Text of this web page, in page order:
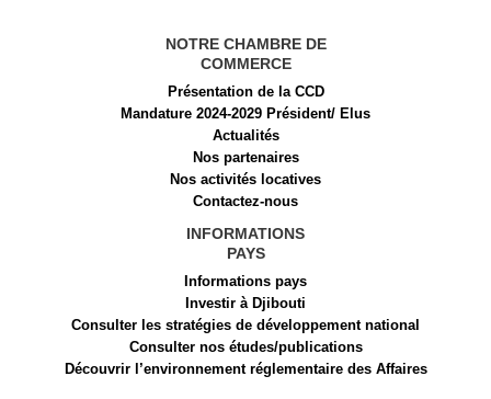
NOTRE CHAMBRE DE
COMMERCE
Présentation de la CCD
Mandature 2024-2029 Président/ Elus
Actualités
Nos partenaires
Nos activités locatives
Contactez-nous
INFORMATIONS
PAYS
Informations pays
Investir à Djibouti
Consulter les stratégies de développement national
Consulter nos études/publications
Découvrir l’environnement réglementaire des Affaires